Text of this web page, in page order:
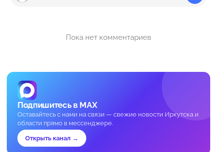
Пока нет комментариев
Подпишитесь в MAX
Оставайтесь с нами на связи — свежие новости Иркутска и
области прямо в мессенджере.
Открыть канал →